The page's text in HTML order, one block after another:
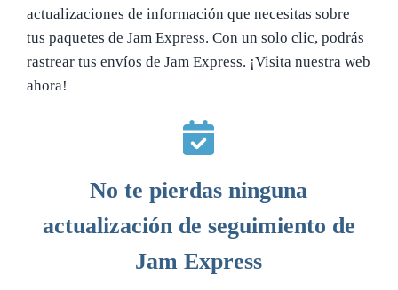
actualizaciones de información que necesitas sobre
tus paquetes de Jam Express. Con un solo clic, podrás
rastrear tus envíos de Jam Express. ¡Visita nuestra web
ahora!
No te pierdas ninguna
actualización de seguimiento de
Jam Express